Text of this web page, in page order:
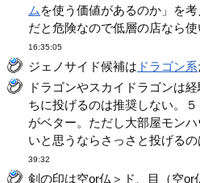
ム を使う価値があるのか」を
だと危険なので低層の店なら
16:35:05
ジェノサイド候補は ドラゴン系
ドラゴンやスカイドラゴンは
ちに投げるのは推奨しない。
がベター。ただし大部屋モン
いと思うならさっさと投げる
39:32
剣の印は空or仏＞ド、目（空